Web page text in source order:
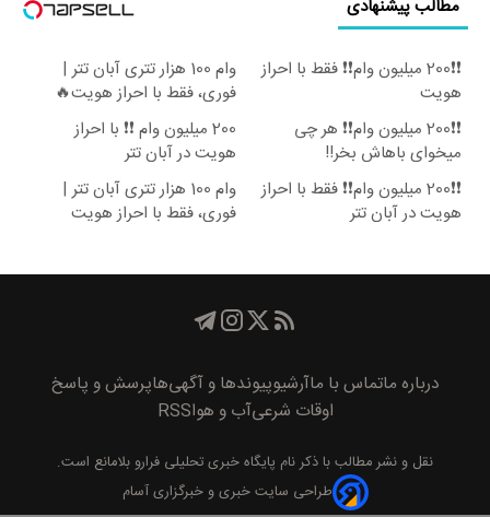
مطالب پیشنهادی
❗❗200 میلیون وام❗❗ فقط با احراز
هویت
وام 100 هزار تتری آبان تتر |
فوری، فقط با احراز هویت🔥
❗❗200 میلیون وام❗❗ هر چی
میخوای باهاش بخر!!
200 میلیون وام ❗❗ با احراز
هویت در آبان تتر
❗❗200 میلیون وام❗❗ فقط با احراز
هویت در آبان تتر
وام 100 هزار تتری آبان تتر |
فوری، فقط با احراز هویت
درباره ماتماس با ماآرشیوپیوند‌ها و آگهی‌هاپرسش و پاسخ
اوقات شرعیآب و هواRSS
نقل و نشر مطالب با ذکر نام پايگاه خبری تحليلی فراروبلامانع است.
طراحی سایت خبری و خبرگزاری آسام